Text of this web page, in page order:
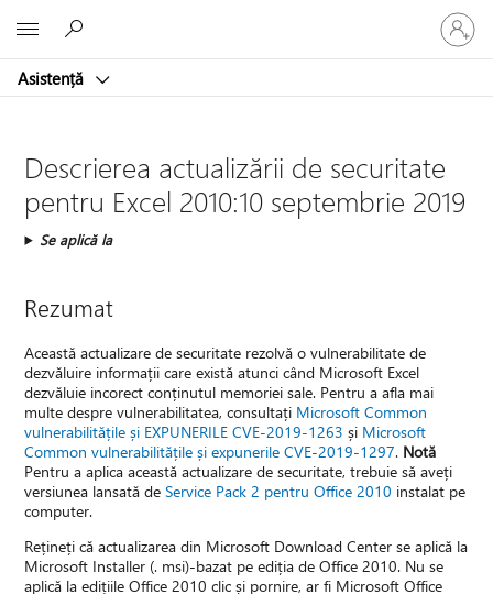
Asistență
vă
la
dvs.
Descrierea actualizării de securitate
pentru Excel 2010:10 septembrie 2019
Se aplică la
Rezumat
Această actualizare de securitate rezolvă o vulnerabilitate de
dezvăluire informații care există atunci când Microsoft Excel
dezvăluie incorect conținutul memoriei sale. Pentru a afla mai
multe despre vulnerabilitatea, consultați Microsoft Common
vulnerabilitățile și EXPUNERILE CVE-2019-1263 și Microsoft
Common vulnerabilitățile și expunerile CVE-2019-1297. Notă
Pentru a aplica această actualizare de securitate, trebuie să aveți
versiunea lansată deService Pack 2 pentru Office 2010 instalat pe
computer.
Rețineți că actualizarea din Microsoft Download Center se aplică la
Microsoft Installer (. msi)-bazat pe ediția de Office 2010. Nu se
aplică la edițiile Office 2010 clic și pornire, ar fi Microsoft Office